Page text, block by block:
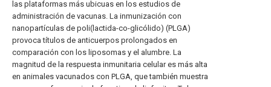
las plataformas más ubicuas en los estudios de
administración de vacunas. La inmunización con
nanopartículas de poli(lactida-co-glicólido) (PLGA)
provoca títulos de anticuerpos prolongados en
comparación con los liposomas y el alumbre. La
magnitud de la respuesta inmunitaria celular es más alta
en animales vacunados con PLGA, que también muestra